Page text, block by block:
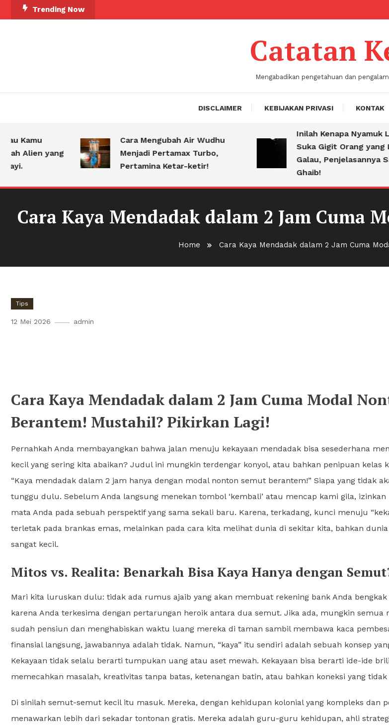
To
Trending Now
Catatan
Mengabadikan pengetahuan dan
DISCLAIMER KEBIJAKAN PRIVASI KONTAK
Kamu
Alien yang
Cara Mengubah Air Wudhu
Menjadi Pertamax Turbo,
Pertamina Ketar-ketir!
Inilah Kenapa Nyamuk
Suka Gigit Orang yang Lagi
Galau, Penjelasannya
Ghaib!
Cara Kaya Mendadak dalam 2 Jam Cuma
Home Cara Kaya Mendadak dalam 2 Jam Cuma
Tips
12 Mei 2026 admin
Cara Kaya Mendadak dalam 2 Jam Cuma Modal
Berantem! Mustahil? Pikirkan Lagi!
Pernahkah Anda membayangkan bahwa jalan menuju kekayaan mendadak bisa sesederhana
kecil yang sering kita abaikan? Judul ini mungkin terdengar konyol, atau bahkan penipuan kelas
“Kaya mendadak dalam 2 jam hanya dengan modal nonton semut berantem!” Siapa yang tidak
tunggu dulu. Sebelum Anda langsung menekan tombol ‘kembali’ atau mencap kami gila,
mata Anda pada sebuah perspektif yang sama sekali baru. Karena, terkadang, kunci menuju
terletak pada brankas emas, melainkan pada cara kita melihat dunia di sekitar kita, bahkan dunia
sangat kecil.
Mitos vs. Realita: Benarkah Bisa Kaya Hanya dengan
Mari kita luruskan dulu: tidak ada rumus ajaib yang akan membuat rekening bank Anda
karena Anda terkesima dengan pertarungan heroik antara dua semut. Jika ada, mungkin semua
sudah pensiun dan menghabiskan waktu luang mereka di taman sambil membawa kaca
finansial langsung, jawabannya adalah tidak. Namun, “kaya” itu sendiri adalah sebuah konsep
Kekayaan tidak selalu berarti tumpukan uang atau aset mewah. Kekayaan bisa berarti ide-ide
memecahkan masalah, kreativitas tanpa batas, ketenangan batin, atau bahkan koneksi yang
Di sinilah semut-semut kecil itu masuk. Mereka, dengan kehidupan kolonial yang kompleks dan
menawarkan lebih dari sekadar tontonan gratis. Mereka adalah guru-guru kehidupan, ahli